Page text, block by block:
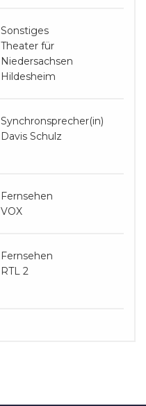
Sonstiges
Theater für
Niedersachsen
Hildesheim
Synchronsprecher(in)
Davis Schulz
Fernsehen
VOX
Fernsehen
RTL 2